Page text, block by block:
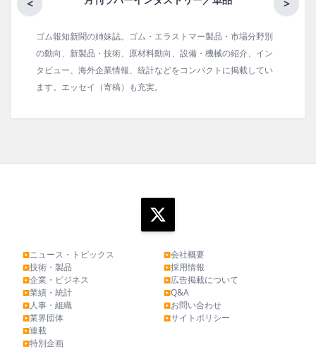
< >
ゴム報知新聞の姉妹誌。ゴム・エラストマー製品・市場分野別
の動向、新製品・技術、原材料動向、設備・機械の紹介、イン
タビュー、海外企業情報、統計などをコンパクトに掲載してい
ます。エッセイ（寄稿）も充実。
▶ニュース・トピックス
▶技術・製品
▶企業・ビジネス
▶業績・統計
▶人事・組織
▶業界団体
▶連載
▶特別企画
▶会社概要
▶採用情報
▶広告掲載について
▶Q&A
▶お問い合わせ
▶サイトポリシー